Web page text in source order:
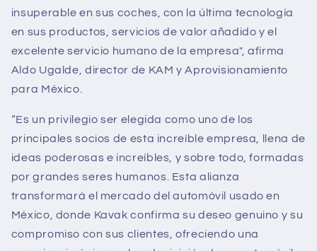
insuperable en sus coches, con la última tecnología
en sus productos, servicios de valor añadido y el
excelente servicio humano de la empresa", afirma
Aldo Ugalde, director de KAM y Aprovisionamiento
para México.
“Es un privilegio ser elegida como uno de los
principales socios de esta increíble empresa, llena de
ideas poderosas e increíbles, y sobre todo, formadas
por grandes seres humanos. Esta alianza
transformará el mercado del automóvil usado en
México, donde Kavak confirma su deseo genuino y su
compromiso con sus clientes, ofreciendo una